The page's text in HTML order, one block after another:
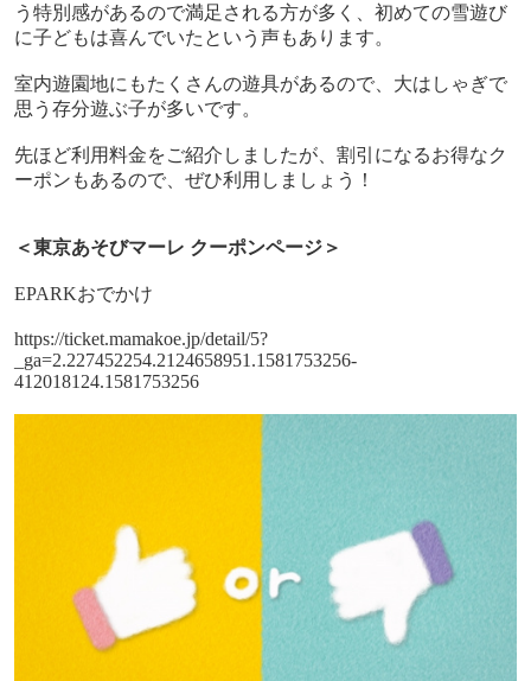
う特別感があるので満足される方が多く、初めての雪遊び
に子どもは喜んでいたという声もあります。
室内遊園地にもたくさんの遊具があるので、大はしゃぎで
思う存分遊ぶ子が多いです。
先ほど利用料金をご紹介しましたが、割引になるお得なク
ーポンもあるので、ぜひ利用しましょう！
＜東京あそびマーレ クーポンページ＞
EPARKおでかけ
https://ticket.mamakoe.jp/detail/5?
_ga=2.227452254.2124658951.1581753256-
412018124.1581753256